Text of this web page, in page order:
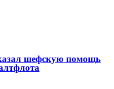
шефскую помощь